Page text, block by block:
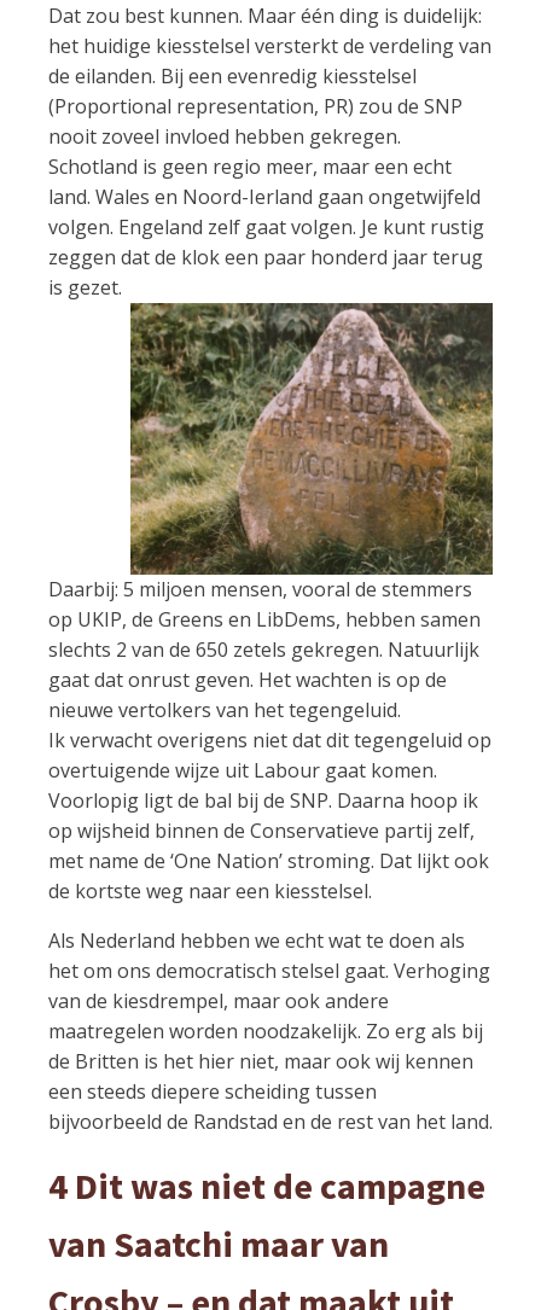
Dat zou best kunnen. Maar één ding is duidelijk:
het huidige kiesstelsel versterkt de verdeling van
de eilanden. Bij een evenredig kiesstelsel
(Proportional representation, PR) zou de SNP
nooit zoveel invloed hebben gekregen.
Schotland is geen regio meer, maar een echt
land. Wales en Noord-Ierland gaan ongetwijfeld
volgen. Engeland zelf gaat volgen. Je kunt rustig
zeggen dat de klok een paar honderd jaar terug
is gezet.
Daarbij: 5 miljoen mensen, vooral de stemmers
op UKIP, de Greens en LibDems, hebben samen
slechts 2 van de 650 zetels gekregen. Natuurlijk
gaat dat onrust geven. Het wachten is op de
nieuwe vertolkers van het tegengeluid.
Ik verwacht overigens niet dat dit tegengeluid op
overtuigende wijze uit Labour gaat komen.
Voorlopig ligt de bal bij de SNP. Daarna hoop ik
op wijsheid binnen de Conservatieve partij zelf,
met name de ‘One Nation’ stroming. Dat lijkt ook
de kortste weg naar een kiesstelsel.
Als Nederland hebben we echt wat te doen als
het om ons democratisch stelsel gaat. Verhoging
van de kiesdrempel, maar ook andere
maatregelen worden noodzakelijk. Zo erg als bij
de Britten is het hier niet, maar ook wij kennen
een steeds diepere scheiding tussen
bijvoorbeeld de Randstad en de rest van het land.
4 Dit was niet de campagne
van Saatchi maar van